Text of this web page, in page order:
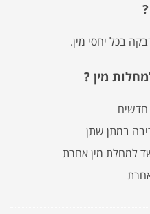
בכל יחסי מין.
מין ?
חדשים
במתן שתן
למחלת מין אחרת